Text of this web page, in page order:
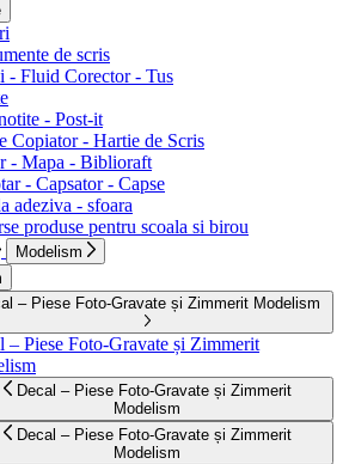
de scris
- Fluid Corector - Tus
- Post-it
Copiator - Hartie de Scris
- Mapa - Biblioraft
- Capsator - Capse
adeziva - sfoara
produse pentru scoala si birou
Modelism
– Piese Foto-Gravate și Zimmerit Modelism
– Piese Foto-Gravate și Zimmerit
Decal – Piese Foto-Gravate și Zimmerit
Modelism
Decal – Piese Foto-Gravate și Zimmerit
Modelism